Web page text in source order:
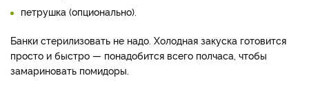
петрушка (опционально).
Банки стерилизовать не надо. Холодная закуска готовится
просто и быстро — понадобится всего полчаса, чтобы
замариновать помидоры.